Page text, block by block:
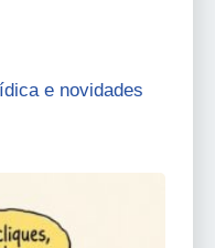
e novidades